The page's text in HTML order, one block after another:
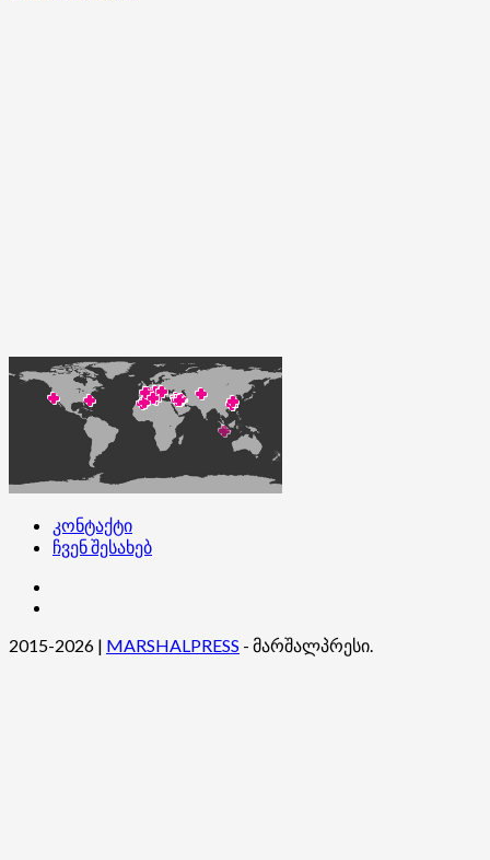
კონტაქტი
ჩვენ შესახებ
2015-2026 | MARSHALPRESS - მარშალპრესი.